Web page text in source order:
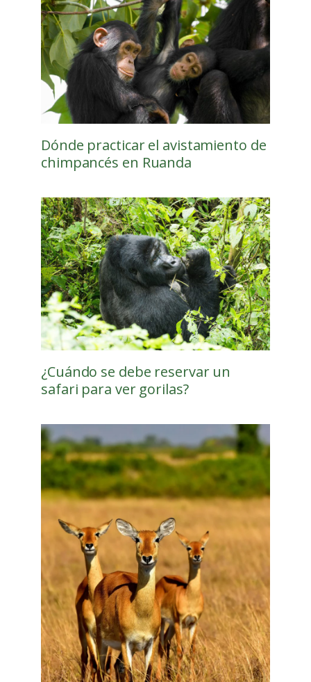
Dónde practicar el avistamiento de
chimpancés en Ruanda
¿Cuándo se debe reservar un
safari para ver gorilas?